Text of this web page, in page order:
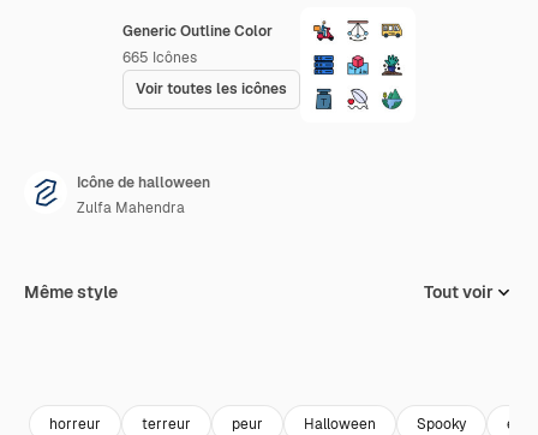
Generic Outline Color
665 Icônes
Voir toutes les icônes
Icône de halloween
Zulfa Mahendra
Même style Tout voir
horreur terreur peur Halloween Spooky